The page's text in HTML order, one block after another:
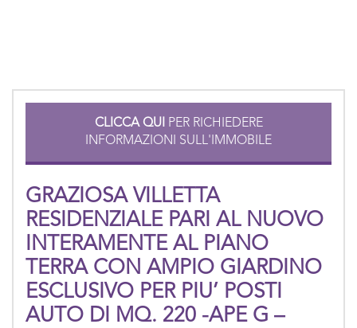
CLICCA QUI
PER RICHIEDERE
INFORMAZIONI SULL'IMMOBILE
GRAZIOSA VILLETTA
RESIDENZIALE PARI AL NUOVO
INTERAMENTE AL PIANO
TERRA CON AMPIO GIARDINO
ESCLUSIVO PER PIU’ POSTI
AUTO DI MQ. 220 -APE G –